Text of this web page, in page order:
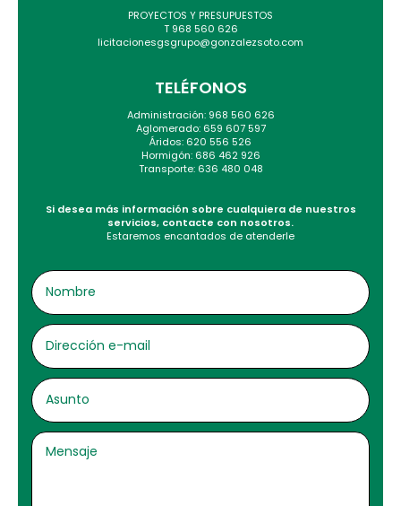
PROYECTOS Y PRESUPUESTOS
T 968 560 626
licitacionesgsgrupo@gonzalezsoto.com
TELÉFONOS
Administración: 968 560 626
Aglomerado: 659 607 597
Áridos: 620 556 526
Hormigón: 686 462 926
Transporte: 636 480 048
Si desea más información sobre cualquiera de nuestros
servicios, contacte con nosotros.
Estaremos encantados de atenderle
NOMBRE
DIRECCIÓN
ASUNTO
MENSAJE